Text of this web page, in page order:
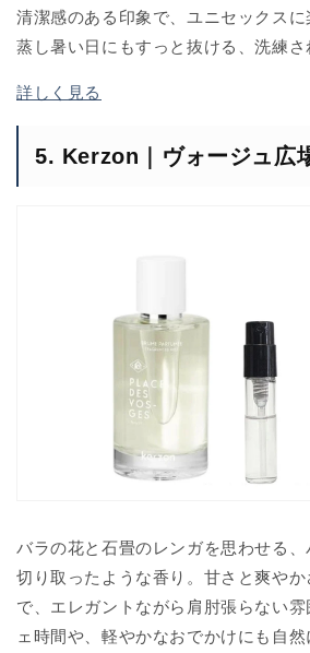
清潔感のある印象で、ユニセックスに
蒸し暑い日にもすっと抜ける、洗練さ
詳しく見る
5. Kerzon｜ヴォージュ広
バラの花と石畳のレンガを思わせる
切り取ったような香り。甘さと爽や
で、エレガントながら肩肘張らない
ェ時間や、軽やかなおでかけにも自